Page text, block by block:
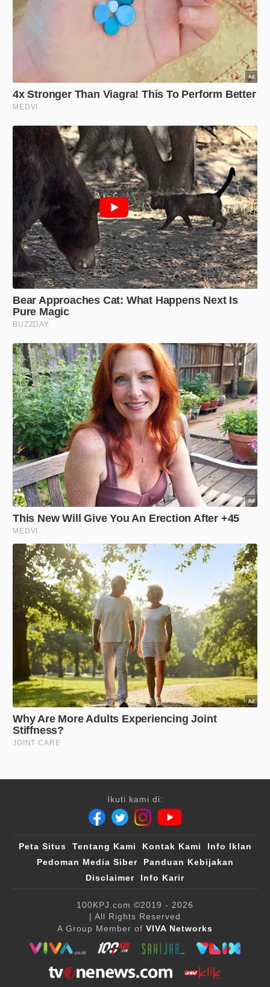
Ikuti kami di:
Peta Situs Tentang Kami Kontak Kami
Info Iklan
Pedoman Media Siber
Panduan Kebijakan
Disclaimer
Info Karir
100KPJ.com ©2019 - 2026
| All Rights Reserved
A Group Member of VIVA Networks